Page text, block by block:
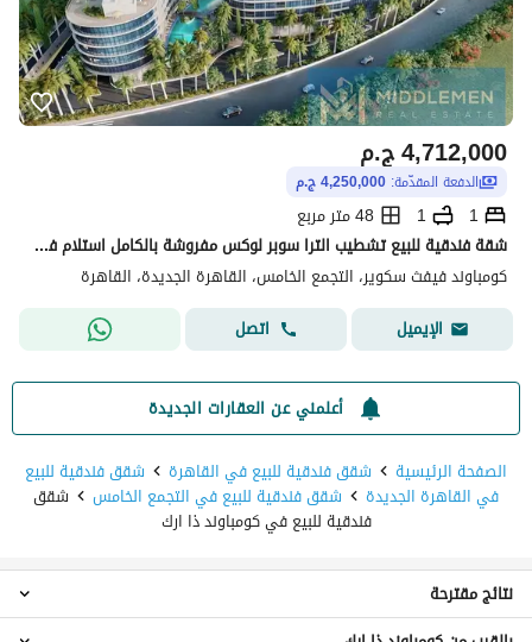
ج.م4,712,000
الدفعة المقدّمة: 4,250,000 ج.م
1
1
48 متر مربع
شقة فندقية للبيع تشطيب الترا سوبر لوكس مفروشة بالكامل استلام فوري فيفث سكوير المراسم روتانا اوتيل القاهرة الجديدة Fifth square Almarasem Rotana Hotel
كومباوند فيفث سكوير، التجمع الخامس، القاهرة الجديدة، القاهرة
الإيميل
اتصل
أعلمني عن العقارات الجديدة
الصفحة الرئيسية
شقق فندقية للبيع في القاهرة شقق فندقية للبيع
في القاهرة الجديدة شقق فندقية للبيع في التجمع الخامس شقق
فندقية للبيع في كومباوند ذا ارك
نتائج مقترحة